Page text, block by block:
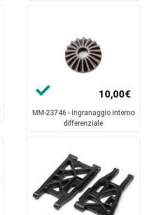
10,00€
MM-23746 - Ingranaggio interno
differenziale